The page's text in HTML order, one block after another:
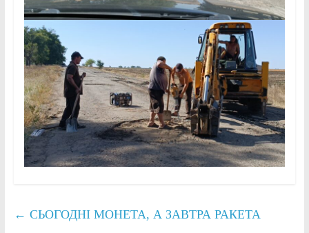
← СЬОГОДНІ МОНЕТА, А ЗАВТРА РАКЕТА